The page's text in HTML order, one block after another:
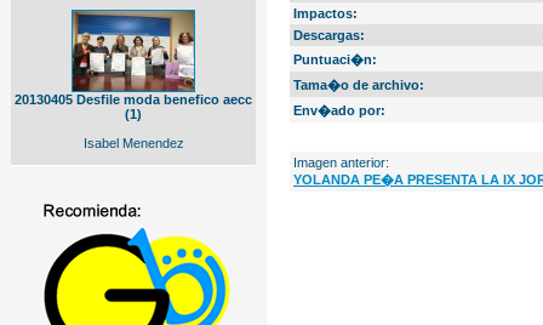
20130405 Desfile moda benefico aecc
(1)
Isabel Menendez
Impactos:
Descargas:
Puntuaci�n:
Tama�o de archivo:
Env�ado por:
Imagen anterior:
YOLANDA PE�A PRESENTA LA IX